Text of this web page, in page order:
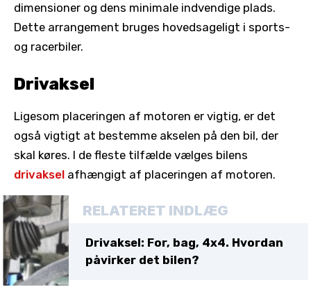
dimensioner og dens minimale indvendige plads.
Dette arrangement bruges hovedsageligt i sports-
og racerbiler.
Drivaksel
Ligesom placeringen af motoren er vigtig, er det
også vigtigt at bestemme akselen på den bil, der
skal køres. I de fleste tilfælde vælges bilens
drivaksel afhængigt af placeringen af motoren.
RELATERET INDLÆG
Drivaksel: For, bag, 4x4. Hvordan
påvirker det bilen?